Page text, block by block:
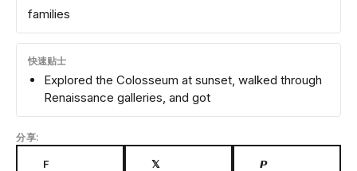
families
快速贴士
Explored the Colosseum at sunset, walked through
Renaissance galleries, and got
分享:
F 𝕏 𝙋